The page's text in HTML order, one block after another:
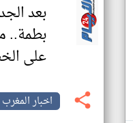
بعد
بطمة..
على
اخبار المغرب